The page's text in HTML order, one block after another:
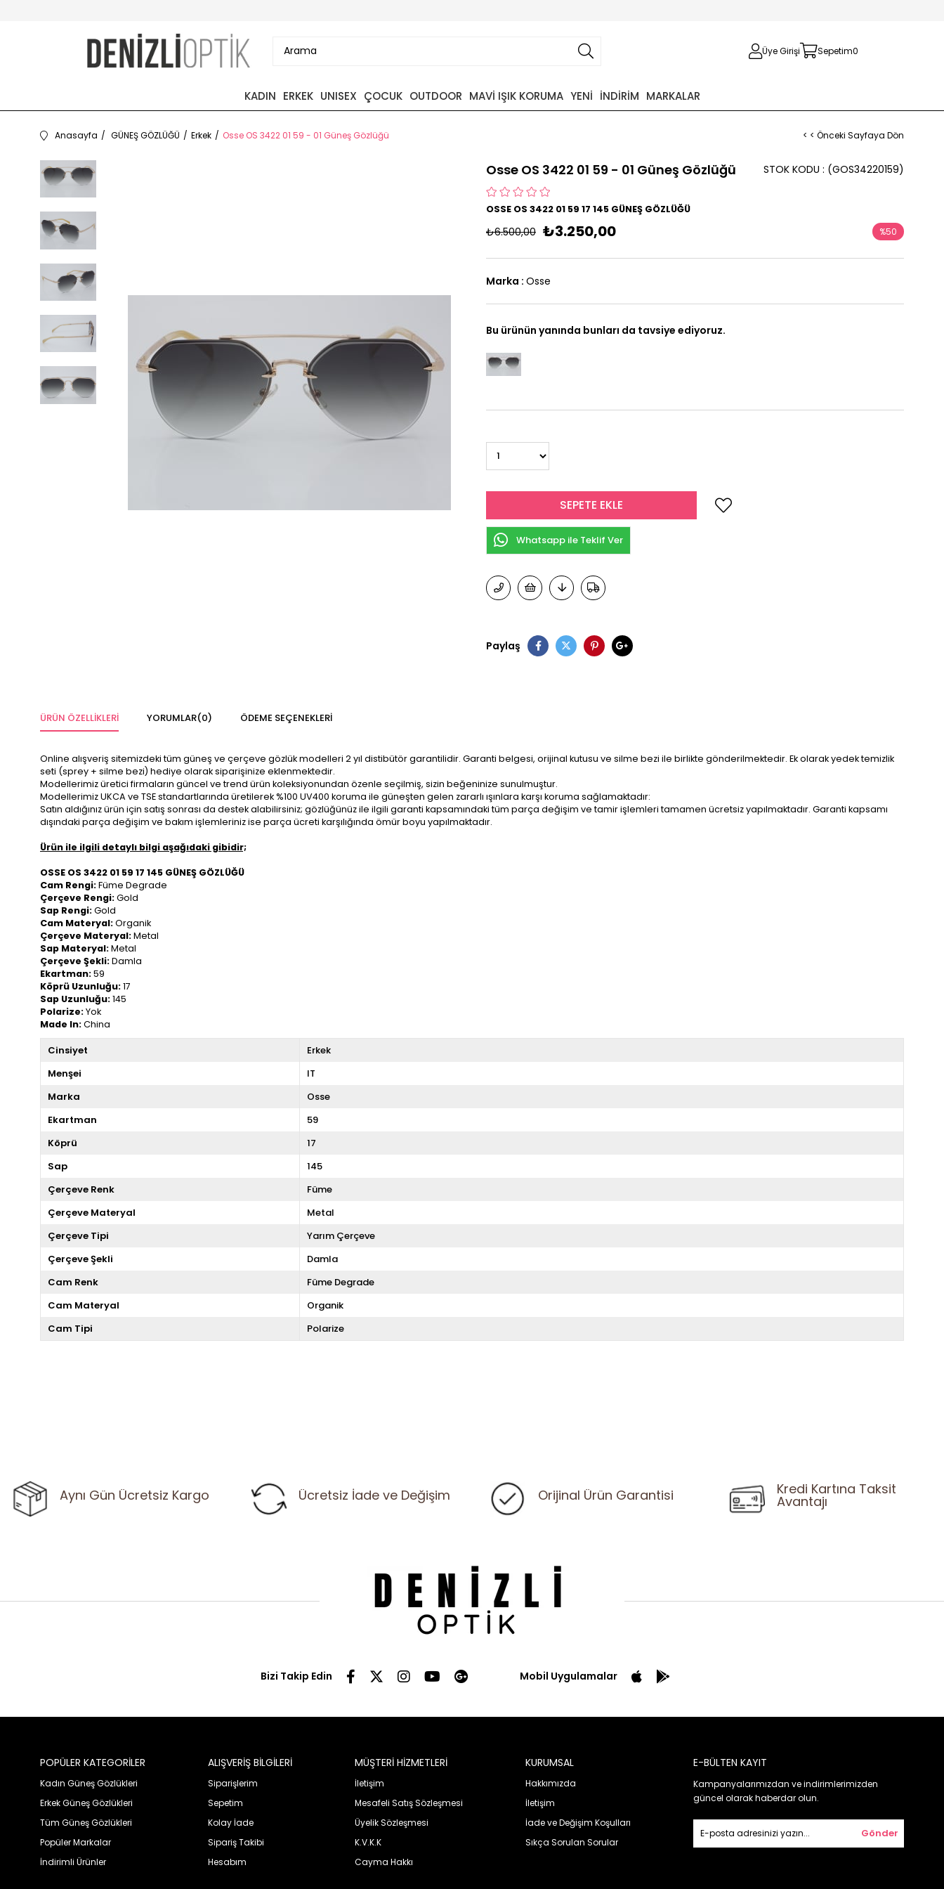
Üye Girişi Sepetim0
KADIN ERKEK UNISEX ÇOCUK OUTDOOR MAVİ IŞIK KORUMA YENİ İNDİRİM MARKALAR
Anasayfa GÜNEŞ GÖZLÜĞÜ Erkek Osse OS 3422 01 59 - 01 Güneş Gözlüğü < < Önceki Sayfaya Dön
Osse OS 3422 01 59 - 01 Güneş Gözlüğü (GOS34220159)
STOK KODU
OSSE OS 3422 01 59 17 145 GÜNEŞ GÖZLÜĞÜ
₺6.500,00 ₺3.250,00 %50
Marka : Osse
Bu ürünün yanında bunları da tavsiye ediyoruz.
Whatsapp ile Teklif Ver
Paylaş
ÜRÜN ÖZELLIKLERI YORUMLAR(0) ÖDEME SEÇENEKLERI
Online alışveriş sitemizdeki tüm güneş ve çerçeve gözlük modelleri 2 yıl distibütör garantilidir. Garanti belgesi, orijinal kutusu ve silme bezi ile birlikte gönderilmektedir. Ek olarak yedek temizlik
seti (sprey + silme bezi) hediye olarak siparişinize eklenmektedir.
Modellerimiz üretici firmaların güncel ve trend ürün koleksiyonundan özenle seçilmiş, sizin beğeninize sunulmuştur.
Modellerimiz UKCA ve TSE standartlarında üretilerek %100 UV400 koruma ile güneşten gelen zararlı ışınlara karşı koruma sağlamaktadır:
Satın aldığınız ürün için satış sonrası da destek alabilirsiniz; gözlüğünüz ile ilgili garanti kapsamındaki tüm parça değişim ve tamir işlemleri tamamen ücretsiz yapılmaktadır. Garanti kapsamı
dışındaki parça değişim ve bakım işlemleriniz ise parça ücreti karşılığında ömür boyu yapılmaktadır.
Ürün ile ilgili detaylı bilgi aşağıdaki gibidir;
OSSE OS 3422 01 59 17 145 GÜNEŞ GÖZLÜĞÜ
Cam Rengi:Füme Degrade
Çerçeve Rengi:Gold
Sap Rengi:Gold
Cam Materyal:Organik
Çerçeve Materyal:Metal
Sap Materyal:Metal
Çerçeve Şekli:Damla
Ekartman:59
Köprü Uzunluğu:17
Sap Uzunluğu:145
Polarize:Yok
Made In:China
Cinsiyet
Erkek
Menşei
IT
Marka
Osse
Ekartman
59
Köprü
17
Sap
145
Çerçeve Renk
Füme
Çerçeve Materyal
Metal
Çerçeve Tipi
Yarım Çerçeve
Çerçeve Şekli
Damla
Cam Renk
Füme Degrade
Cam Materyal
Organik
Cam Tipi
Polarize
Aynı Gün Ücretsiz Kargo Ücretsiz İade ve Değişim Orijinal Ürün Garantisi Kredi Kartına Taksit
Avantajı
Bizi Takip Edin Mobil Uygulamalar
POPÜLER KATEGORİLER
Kadın Güneş Gözlükleri
Erkek Güneş Gözlükleri
Tüm Güneş Gözlükleri
Popüler Markalar
İndirimli Ürünler
ALIŞVERİŞ BİLGİLERİ
Siparişlerim
Sepetim
Kolay İade
Sipariş Takibi
Hesabım
MÜŞTERİ HİZMETLERİ
İletişim
Mesafeli Satış Sözleşmesi
Üyelik Sözleşmesi
K.V.K.K
Cayma Hakkı
KURUMSAL
Hakkımızda
İletişim
İade ve Değişim Koşulları
Sıkça Sorulan Sorular
E-BÜLTEN KAYIT
Kampanyalarımızdan ve indirimlerimizden
güncel olarak haberdar olun.
Gönder